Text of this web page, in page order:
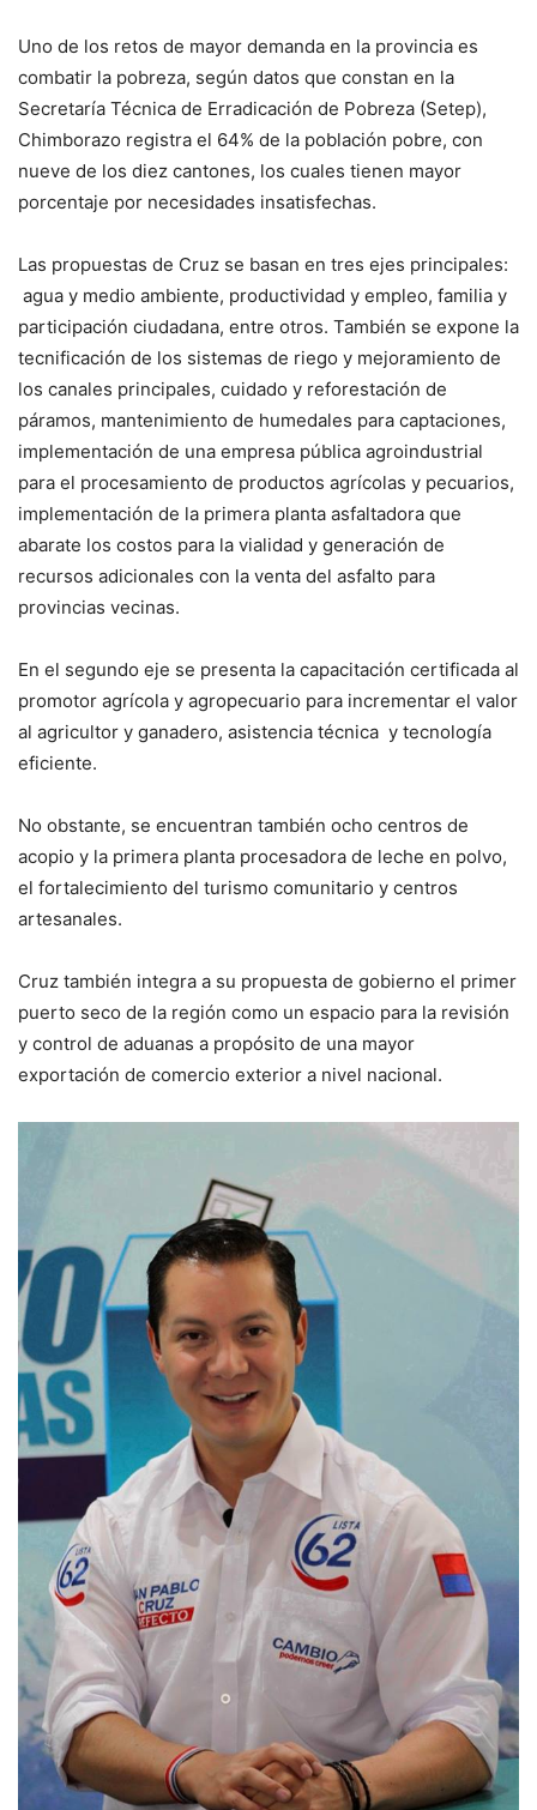
Uno de los retos de mayor demanda en la provincia es
combatir la pobreza, según datos que constan en la
Secretaría Técnica de Erradicación de Pobreza (Setep),
Chimborazo registra el 64% de la población pobre, con
nueve de los diez cantones, los cuales tienen mayor
porcentaje por necesidades insatisfechas.
Las propuestas de Cruz se basan en tres ejes principales:
agua y medio ambiente, productividad y empleo, familia y
participación ciudadana, entre otros. También se expone la
tecnificación de los sistemas de riego y mejoramiento de
los canales principales, cuidado y reforestación de
páramos, mantenimiento de humedales para captaciones,
implementación de una empresa pública agroindustrial
para el procesamiento de productos agrícolas y pecuarios,
implementación de la primera planta asfaltadora que
abarate los costos para la vialidad y generación de
recursos adicionales con la venta del asfalto para
provincias vecinas.
En el segundo eje se presenta la capacitación certificada al
promotor agrícola y agropecuario para incrementar el valor
al agricultor y ganadero, asistencia técnica y tecnología
eficiente.
No obstante, se encuentran también ocho centros de
acopio y la primera planta procesadora de leche en polvo,
el fortalecimiento del turismo comunitario y centros
artesanales.
Cruz también integra a su propuesta de gobierno el primer
puerto seco de la región como un espacio para la revisión
y control de aduanas a propósito de una mayor
exportación de comercio exterior a nivel nacional.